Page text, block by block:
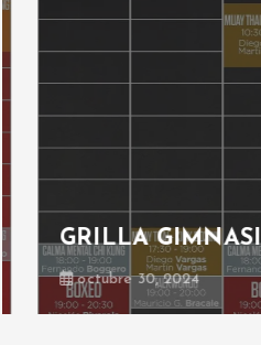
GRILLA GIMNASIO
octubre 30, 2024